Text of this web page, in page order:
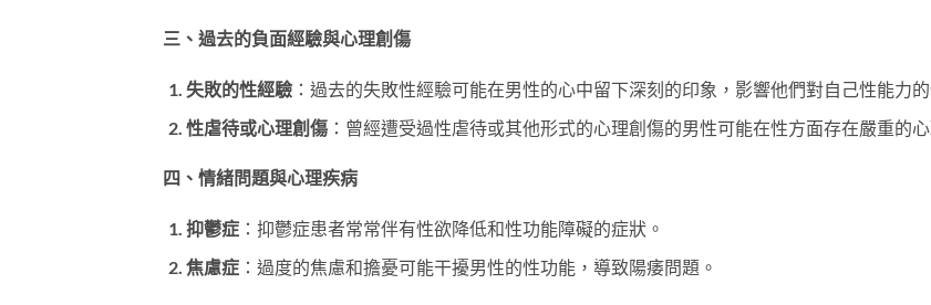
三、過去的負面經驗與心理創傷
失敗的性經驗：過去的失敗性經驗可能在男性的心中留下深刻的印象，影響他們對自己性能力的
性虐待或心理創傷：曾經遭受過性虐待或其他形式的心理創傷的男性可能在性方面存在嚴重的心
四、情緒問題與心理疾病
抑鬱症：抑鬱症患者常常伴有性欲降低和性功能障礙的症狀。
焦慮症：過度的焦慮和擔憂可能干擾男性的性功能，導致陽痿問題。